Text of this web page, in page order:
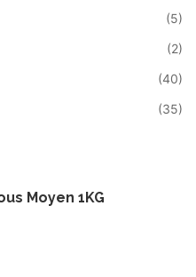
(5)
(2)
(40)
(35)
Moyen 1KG